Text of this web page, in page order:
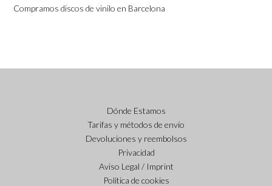
Compramos discos de vinilo en Barcelona
Dónde Estamos
Tarifas y métodos de envío
Devoluciones y reembolsos
Privacidad
Aviso Legal / Imprint
Política de cookies